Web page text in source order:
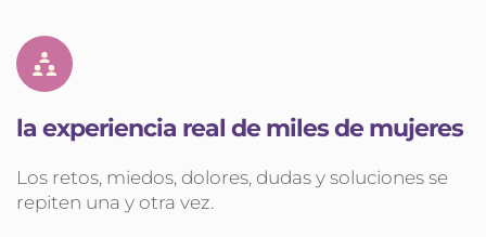
la experiencia real de miles de mujeres
Los retos, miedos, dolores, dudas y soluciones se
repiten una y otra vez.